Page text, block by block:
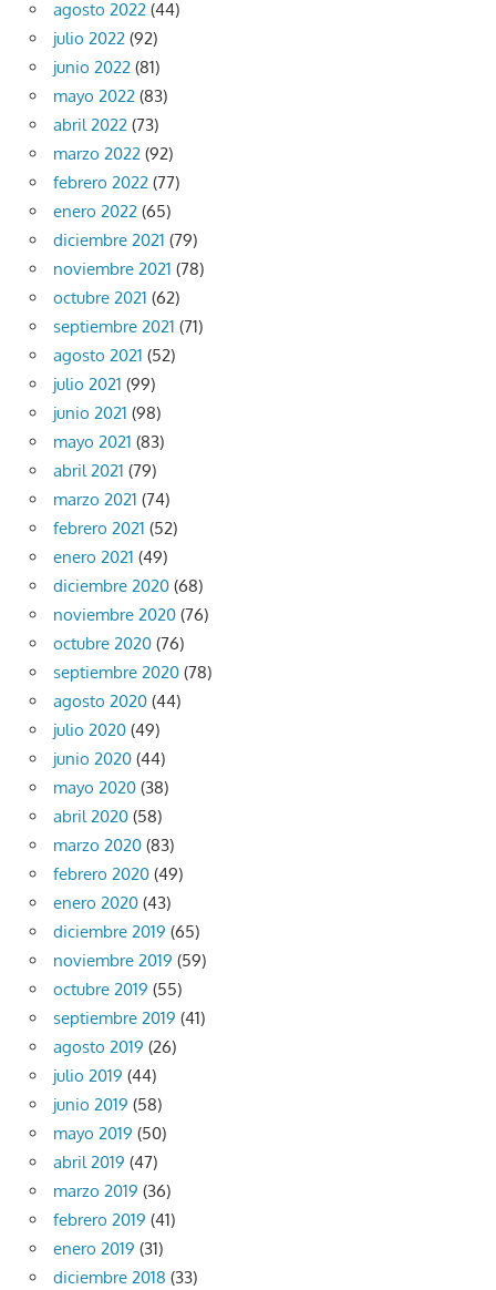
agosto 2022 (44)
julio 2022 (92)
junio 2022 (81)
mayo 2022 (83)
abril 2022 (73)
marzo 2022 (92)
febrero 2022 (77)
enero 2022 (65)
diciembre 2021 (79)
noviembre 2021 (78)
octubre 2021 (62)
septiembre 2021 (71)
agosto 2021 (52)
julio 2021 (99)
junio 2021 (98)
mayo 2021 (83)
abril 2021 (79)
marzo 2021 (74)
febrero 2021 (52)
enero 2021 (49)
diciembre 2020 (68)
noviembre 2020 (76)
octubre 2020 (76)
septiembre 2020 (78)
agosto 2020 (44)
julio 2020 (49)
junio 2020 (44)
mayo 2020 (38)
abril 2020 (58)
marzo 2020 (83)
febrero 2020 (49)
enero 2020 (43)
diciembre 2019 (65)
noviembre 2019 (59)
octubre 2019 (55)
septiembre 2019 (41)
agosto 2019 (26)
julio 2019 (44)
junio 2019 (58)
mayo 2019 (50)
abril 2019 (47)
marzo 2019 (36)
febrero 2019 (41)
enero 2019 (31)
diciembre 2018 (33)